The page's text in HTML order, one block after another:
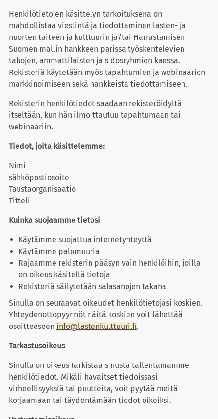
Henkilötietojen käsittelyn tarkoituksena on
mahdollistaa viestintä ja tiedottaminen lasten- ja
nuorten taiteen ja kulttuurin ja/tai Harrastamisen
Suomen mallin hankkeen parissa työskentelevien
tahojen, ammattilaisten ja sidosryhmien kanssa.
Rekisteriä käytetään myös tapahtumien ja webinaarien
markkinoimiseen sekä hankkeista tiedottamiseen.
Rekisterin henkilötiedot saadaan rekisteröidyltä
itseltään, kun hän ilmoittautuu tapahtumaan tai
webinaariin.
Tiedot, joita käsittelemme:
Nimi
sähköpostiosoite
Taustaorganisaatio
Titteli
Kuinka suojaamme tietosi
Käytämme suojattua internetyhteyttä
Käytämme palomuuria
Rajaamme rekisterin pääsyn vain henkilöihin, joilla
on oikeus käsitellä tietoja
Rekisteriä säilytetään salasanojen takana
Sinulla on seuraavat oikeudet henkilötietojasi koskien.
Yhteydenottopyynnöt näitä koskien voit lähettää
osoitteeseen info@lastenkulttuuri.fi.
Tarkastusoikeus
Sinulla on oikeus tarkistaa sinusta tallentamamme
henkilötiedot. Mikäli havaitset tiedoissasi
virheellisyyksiä tai puutteita, voit pyytää meitä
korjaamaan tai täydentämään tiedot oikeiksi.